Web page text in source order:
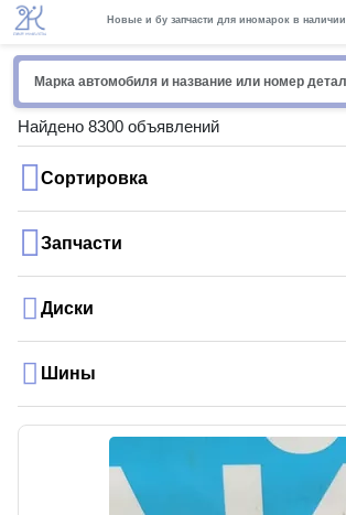
Новые и бу запчасти для иномарок в наличии
Найдено 8300 объявлений
Сортировка
Запчасти
Диски
Шины